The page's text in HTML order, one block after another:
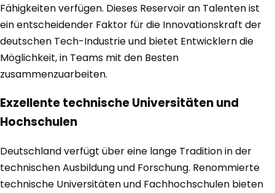
Fähigkeiten verfügen. Dieses Reservoir an Talenten ist
ein entscheidender Faktor für die Innovationskraft der
deutschen Tech-Industrie und bietet Entwicklern die
Möglichkeit, in Teams mit den Besten
zusammenzuarbeiten.
Exzellente technische Universitäten und
Hochschulen
Deutschland verfügt über eine lange Tradition in der
technischen Ausbildung und Forschung. Renommierte
technische Universitäten und Fachhochschulen bieten